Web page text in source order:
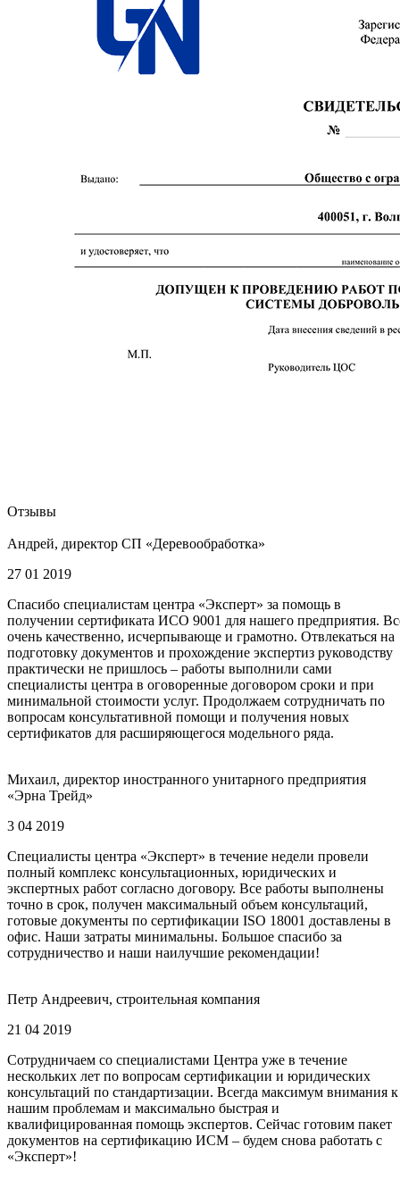
Отзывы
Андрей, директор СП «Деревообработка»
27 01 2019
Спасибо специалистам центра «Эксперт» за помощь в
получении сертификата ИСО 9001 для нашего предприятия.
очень качественно, исчерпывающе и грамотно. Отвлекаться на
подготовку документов и прохождение экспертиз руководству
практически не пришлось – работы выполнили сами
специалисты центра в оговоренные договором сроки и при
минимальной стоимости услуг. Продолжаем сотрудничать по
вопросам консультативной помощи и получения новых
сертификатов для расширяющегося модельного ряда.
Михаил, директор иностранного унитарного предприятия
«Эрна Трейд»
3 04 2019
Специалисты центра «Эксперт» в течение недели провели
полный комплекс консультационных, юридических и
экспертных работ согласно договору. Все работы выполнены
точно в срок, получен максимальный объем консультаций,
готовые документы по сертификации ISO 18001 доставлены в
офис. Наши затраты минимальны. Большое спасибо за
сотрудничество и наши наилучшие рекомендации!
Петр Андреевич, строительная компания
21 04 2019
Сотрудничаем со специалистами Центра уже в течение
нескольких лет по вопросам сертификации и юридических
консультаций по стандартизации. Всегда максимум внимания к
нашим проблемам и максимально быстрая и
квалифицированная помощь экспертов. Сейчас готовим пакет
документов на сертификацию ИСМ – будем снова работать с
«Эксперт»!